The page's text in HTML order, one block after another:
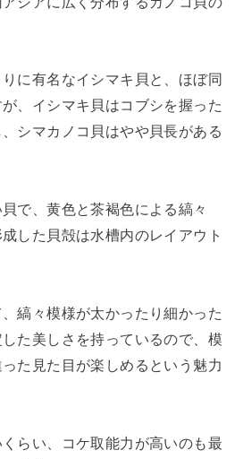
に有名なイシマキ貝と、ほぼ同
、イシマキ貝はコブシを握った
シマカノコ貝はやや貝長がある
で、黄色と茶褐色による縞々
成した貝殻は水槽内のレイアウト
縞々模様が太かったり細かった
た美しさを持っているので、模
た見た目が楽しめるという魅力
らい、コケ取能力が高いのも最